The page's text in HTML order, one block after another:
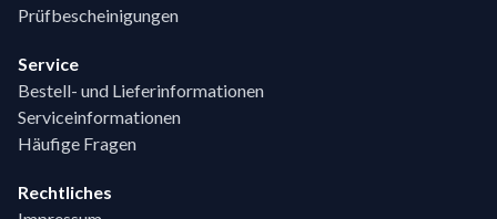
Prüfbescheinigungen
Service
Bestell- und Lieferinformationen
Serviceinformationen
Häufige Fragen
Rechtliches